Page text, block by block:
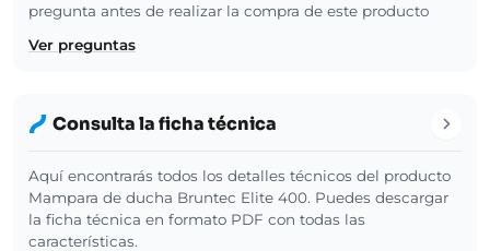
pregunta antes de realizar la compra de este producto
Ver preguntas
Consulta la ficha técnica
Aquí encontrarás todos los detalles técnicos del producto
Mampara de ducha Bruntec Elite 400. Puedes descargar
la ficha técnica en formato PDF con todas las
características.